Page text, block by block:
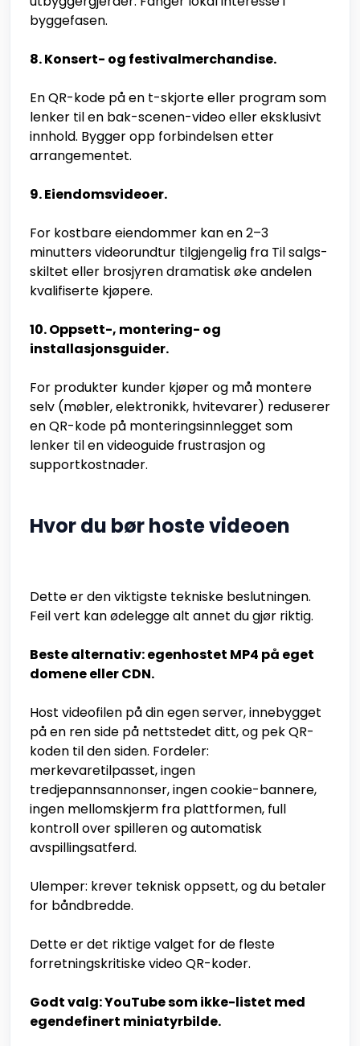
byggefasen.
8. Konsert- og festivalmerchandise.
En QR-kode på en t-skjorte eller program som
lenker til en bak-scenen-video eller eksklusivt
innhold. Bygger opp forbindelsen etter
arrangementet.
9. Eiendomsvideoer.
For kostbare eiendommer kan en 2–3
minutters videorundtur tilgjengelig fra Til salgs-
skiltet eller brosjyren dramatisk øke andelen
kvalifiserte kjøpere.
10. Oppsett-, montering- og
installasjonsguider.
For produkter kunder kjøper og må montere
selv (møbler, elektronikk, hvitevarer) reduserer
en QR-kode på monteringsinnlegget som
lenker til en videoguide frustrasjon og
supportkostnader.
Hvor du bør hoste videoen
Dette er den viktigste tekniske beslutningen.
Feil vert kan ødelegge alt annet du gjør riktig.
Beste alternativ: egenhostet MP4 på eget
domene eller CDN.
Host videofilen på din egen server, innebygget
på en ren side på nettstedet ditt, og pek QR-
koden til den siden. Fordeler:
merkevaretilpasset, ingen
tredjepannsannonser, ingen cookie-bannere,
ingen mellomskjerm fra plattformen, full
kontroll over spilleren og automatisk
avspillingsatferd.
Ulemper: krever teknisk oppsett, og du betaler
for båndbredde.
Dette er det riktige valget for de fleste
forretningskritiske video QR-koder.
Godt valg: YouTube som ikke-listet med
egendefinert miniatyrbilde.